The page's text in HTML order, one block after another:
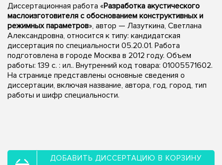
Диссертационная работа «Разработка акустического
маслоизготовителя с обоснованием конструктивных и
режимных параметров», автор — Лазуткина, Светлана
Александровна, относится к типу: кандидатская
диссертация по специальности 05.20.01. Работа
подготовлена в городе Москва в 2012 году. Объем
работы: 139 с. : ил.. Внутренний код товара: 01005571602.
На странице представлены основные сведения о
диссертации, включая название, автора, год, город, тип
работы и шифр специальности.
ДОБАВИТЬ ДИССЕРТАЦИЮ В КОРЗИНУ